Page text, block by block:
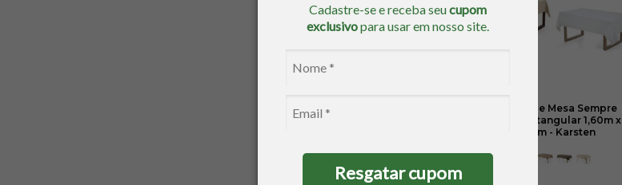
Cadastre-se e receba seucupom
exclusivopara usar em nosso site.
Resgatar cupom
Toalha de Mesa Sempre
Limpa Retangular 1,60m x
Toalha de Mesa Sempre
Limpa Retangular 1,60m x
3,20m - Karsten